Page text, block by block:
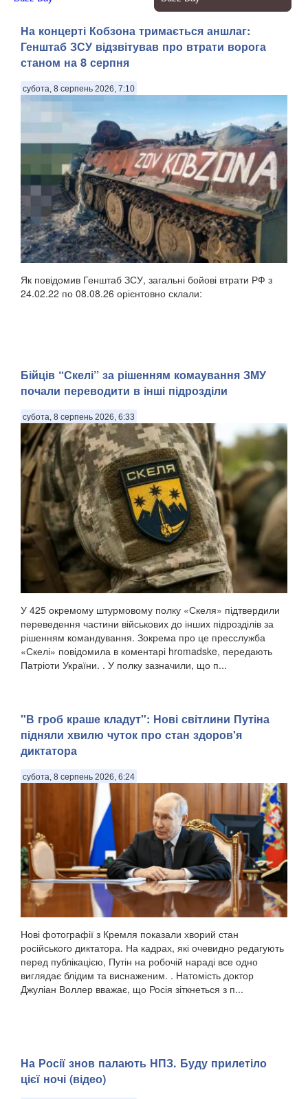
На концерті Кобзона тримається аншлаг:
Генштаб ЗСУ відзвітував про втрати ворога
станом на 8 серпня
субота, 8 серпень 2026, 7:10
Як повідомив Генштаб ЗСУ, загальні бойові втрати РФ з
24.02.22 по 08.08.26 орієнтовно склали:
Бійців “Скелі” за рішенням комаування ЗМУ
почали переводити в інші підрозділи
субота, 8 серпень 2026, 6:33
У 425 окремому штурмовому полку «Скеля» підтвердили
переведення частини військових до інших підрозділів за
рішенням командування. Зокрема про це пресслужба
«Скелі» повідомила в коментарі hromadske, передають
Патріоти України. . У полку зазначили, що п...
"В гроб краше кладут": Нові світлини Путіна
підняли хвилю чуток про стан здоров'я
диктатора
субота, 8 серпень 2026, 6:24
Нові фотографії з Кремля показали хворий стан
російського диктатора. На кадрах, які очевидно редагують
перед публікацією, Путін на робочій нараді все одно
виглядає блідим та виснаженим. . Натомість доктор
Джуліан Воллер вважає, що Росія зіткнеться з п...
На Росії знов палають НПЗ. Буду прилетіло
цієї ночі (відео)